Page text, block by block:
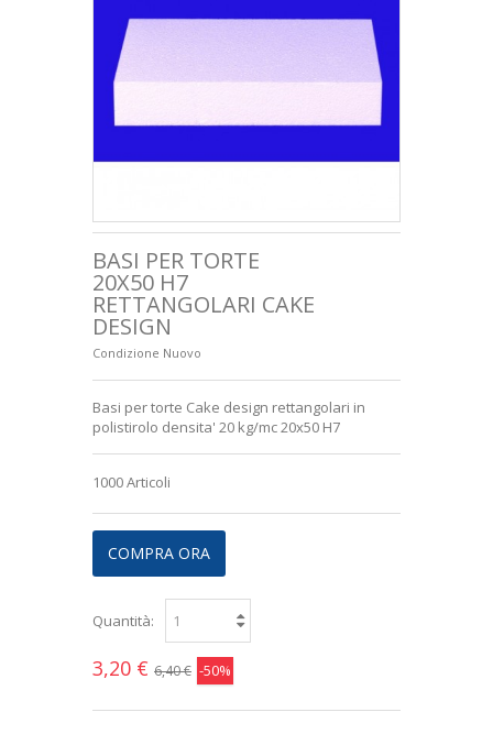
HOBBISTICA
+
FERRAMENTA
CUBI IMBALLAGGIO
CHI SIAMO
PAGAMENTO SICURO
LUDICA E VETRINISTICA
BASI PER TORTE
20X50 H7
RETTANGOLARI CAKE
DESIGN
Condizione Nuovo
Basi per torte Cake design rettangolari in
polistirolo densita' 20 kg/mc 20x50 H7
1000Articoli
COMPRA ORA
Quantità:
3,20 € 6,40 € -50%